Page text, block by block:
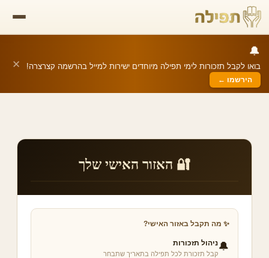
🔔
בואו לקבל תזכורות לימי תפילה מיוחדים ישירות למייל בהרשמה קצרצרה!
הירשמו ←
✕
🔐 האזור האישי שלך
✨ מה תקבל באזור האישי?
🔔ניהול תזכורות
קבל תזכורת לכל תפילה בתאריך שתבחר